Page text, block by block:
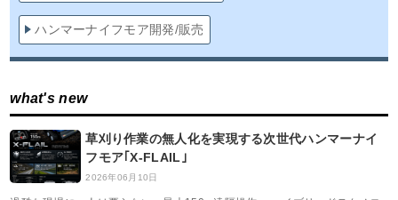
ハンマーナイフモア開発/販売
what's new
草刈り作業の無人化を実現する次世代ハンマーナイ
フモア｢X-FLAIL｣
2026年06月10日